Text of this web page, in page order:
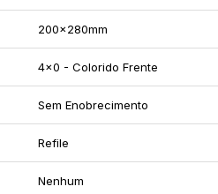
200x280mm
4x0 - Colorido Frente
Sem Enobrecimento
Refile
Nenhum